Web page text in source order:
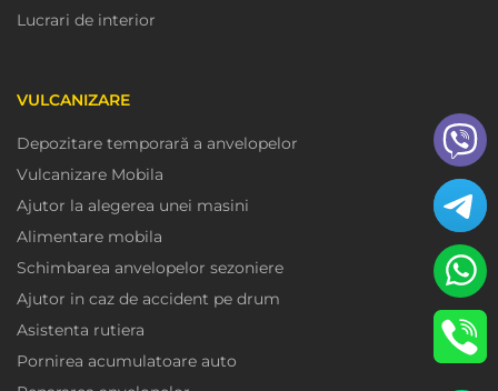
Lucrari de interior
VULCANIZARE
Depozitare temporară a anvelopelor
Vulcanizare Mobila
Ajutor la alegerea unei masini
Alimentare mobila
Schimbarea anvelopelor sezoniere
Ajutor in caz de accident pe drum
Asistenta rutiera
Pornirea acumulatoare auto